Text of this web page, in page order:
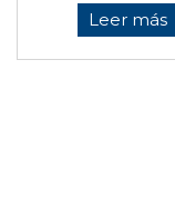
Leer más